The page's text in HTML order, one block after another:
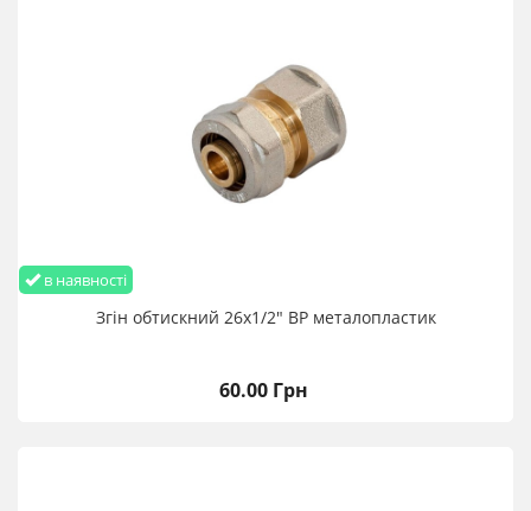
в наявності
Згін обтискний 26х1/2" ВР металопластик
60.00 Грн